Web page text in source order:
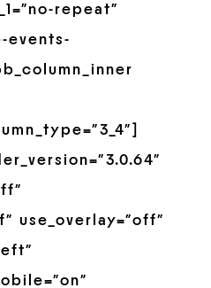
repeat”
events-
use_overlay=”off”